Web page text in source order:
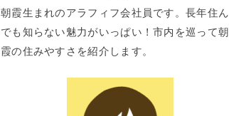
朝霞生まれのアラフィフ会社員です。長年住ん
でも知らない魅力がいっぱい！市内を巡って朝
霞の住みやすさを紹介します。